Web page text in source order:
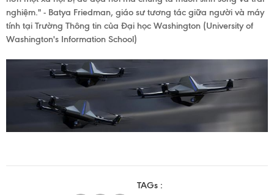
nghiệm." - Batya Friedman, giáo sư tương tác giữa người và máy
tính tại Trường Thông tin của Đại học Washington (University of
Washington's Information School)
TAGs :